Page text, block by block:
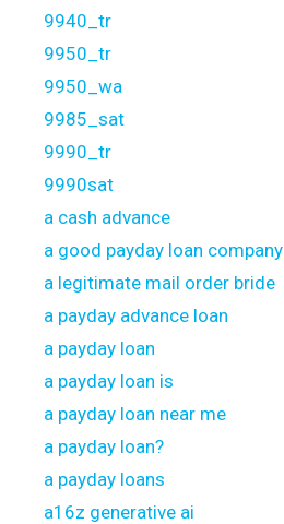
9940_tr
9950_tr
9950_wa
9985_sat
9990_tr
9990sat
a cash advance
a good payday loan company
a legitimate mail order bride
a payday advance loan
a payday loan
a payday loan is
a payday loan near me
a payday loan?
a payday loans
a16z generative ai